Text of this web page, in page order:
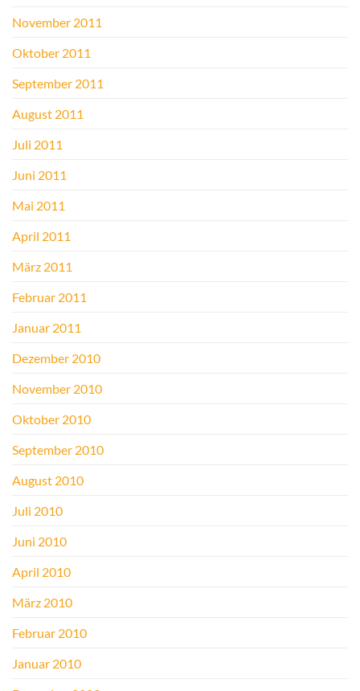
November 2011
Oktober 2011
September 2011
August 2011
Juli 2011
Juni 2011
Mai 2011
April 2011
März 2011
Februar 2011
Januar 2011
Dezember 2010
November 2010
Oktober 2010
September 2010
August 2010
Juli 2010
Juni 2010
April 2010
März 2010
Februar 2010
Januar 2010